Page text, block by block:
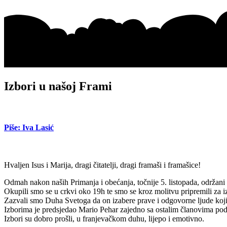
Izbori u našoj Frami
Piše: Iva Lasić
Hvaljen Isus i Marija, dragi čitatelji, dragi framaši i framašice!
Odmah nakon naših Primanja i obećanja, točnije 5. listopada,
Okupili smo se u crkvi oko 19h te smo se kroz molitvu pripremili za
Zazvali smo Duha Svetoga da on izabere prave i odgovorne ljude
Izborima je predsjedao Mario Pehar zajedno sa ostalim članovima
Izbori su dobro prošli, u franjevačkom duhu, lijepo i emotivno.